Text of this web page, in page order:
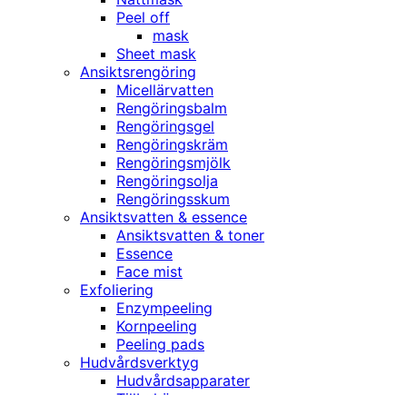
Peel off
mask
Sheet mask
Ansiktsrengöring
Micellärvatten
Rengöringsbalm
Rengöringsgel
Rengöringskräm
Rengöringsmjölk
Rengöringsolja
Rengöringsskum
Ansiktsvatten & essence
Ansiktsvatten & toner
Essence
Face mist
Exfoliering
Enzympeeling
Kornpeeling
Peeling pads
Hudvårdsverktyg
Hudvårdsapparater